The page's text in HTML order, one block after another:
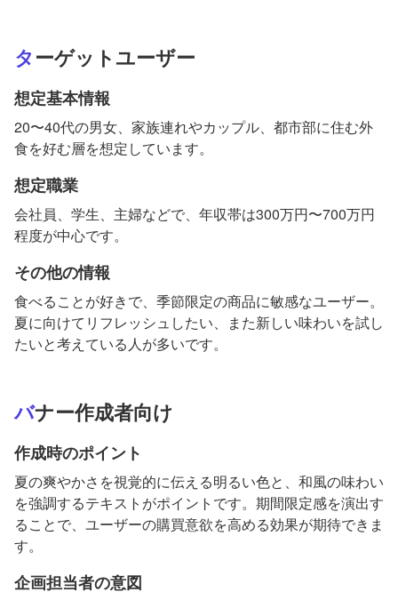
ターゲットユーザー
想定基本情報
20〜40代の男女、家族連れやカップル、都市部に住む外
食を好む層を想定しています。
想定職業
会社員、学生、主婦などで、年収帯は300万円〜700万円
程度が中心です。
その他の情報
食べることが好きで、季節限定の商品に敏感なユーザー。
夏に向けてリフレッシュしたい、また新しい味わいを試し
たいと考えている人が多いです。
バナー作成者向け
作成時のポイント
夏の爽やかさを視覚的に伝える明るい色と、和風の味わい
を強調するテキストがポイントです。期間限定感を演出す
ることで、ユーザーの購買意欲を高める効果が期待できま
す。
企画担当者の意図